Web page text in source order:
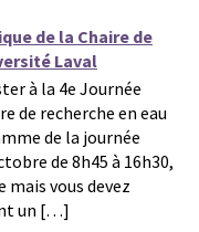
de la Chaire de
Laval
à la 4e Journée
de recherche en eau
de la journée
de 8h45 à 16h30,
mais vous devez
un […]